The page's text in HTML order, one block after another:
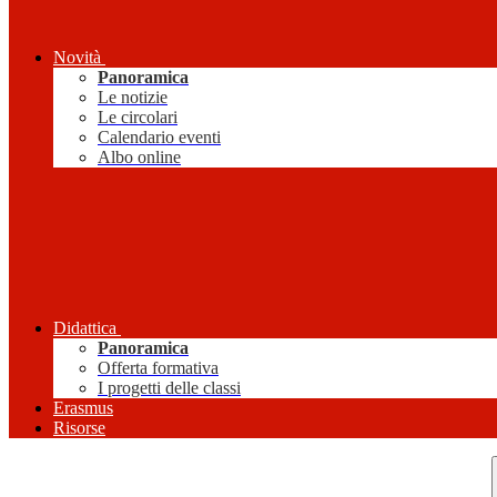
Novità
Panoramica
Le notizie
Le circolari
Calendario eventi
Albo online
Didattica
Panoramica
Offerta formativa
I progetti delle classi
Erasmus
Risorse